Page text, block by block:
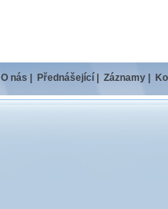
O nás Přednášející Záznamy